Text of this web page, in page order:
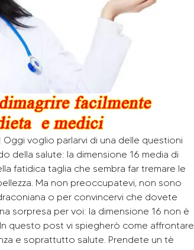
voglio parlarvi di una delle questioni
della salute: la dimensione 16 media di
fatidica taglia che sembra far tremare le
Ma non preoccupatevi, non sono
o per convincervi che dovete
sorpresa per voi: la dimensione 16 non è
questo post vi spiegherò come affrontare
e soprattutto salute. Prendete un tè